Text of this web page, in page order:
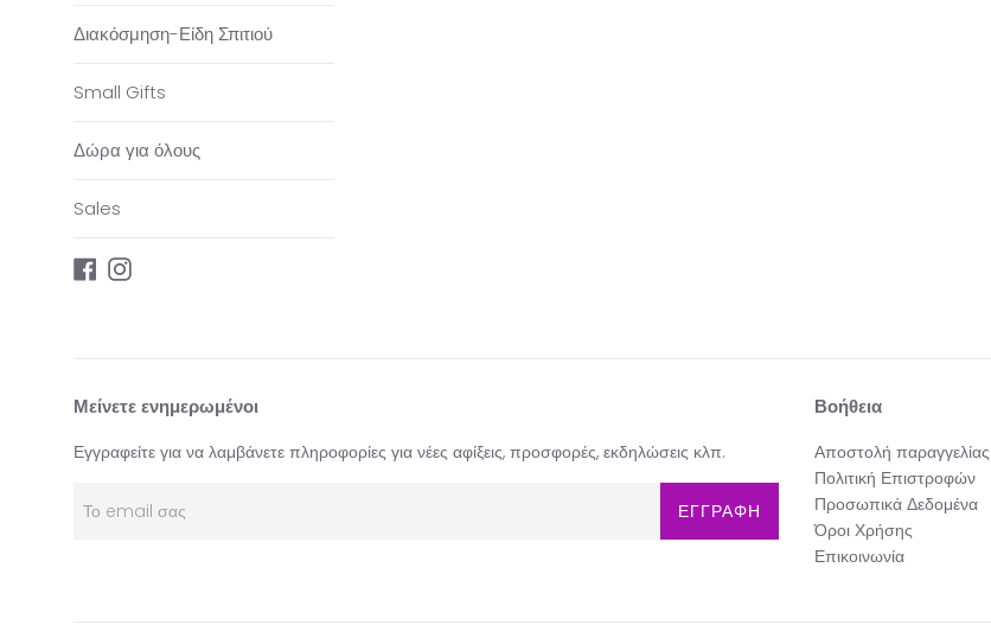
Διακόσμηση-Είδη Σπιτιού
Small Gifts
Δώρα για όλους
Sales
Facebook
Instagram
Μείνετε ενημερωμένοι
Εγγραφείτε για να λαμβάνετε πληροφορίες για νέες αφίξεις, προσφορές, εκδηλώσεις κλπ.
ΕΓΓΡΑΦΗ
Βοήθεια
Αποστολή παραγγελίας
Πολιτική Επιστροφών
Προσωπικά Δεδομένα
Όροι Χρήσης
Επικοινωνία